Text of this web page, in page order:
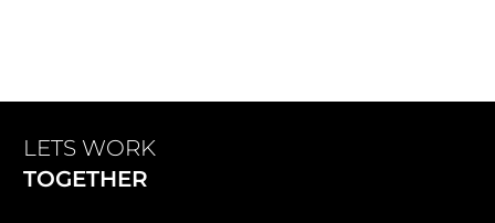
LETS WORK
TOGETHER